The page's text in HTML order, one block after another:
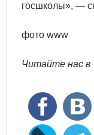
госшколы», —
фото www
Читайте нас в